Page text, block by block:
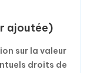
ajoutée)
sur la valeur
droits de